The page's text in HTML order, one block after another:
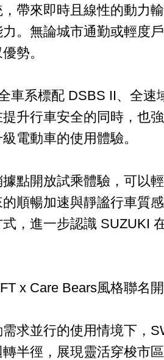
帶來即時且線性的動力
。無論城市通勤或輕度
勢。
車系標配 DSBS II、全速
升行車安全的同時，也
電動車的使用體驗。
點開放試乘體驗，可以
順暢加速與靜謐行車質
，進一步認識 SUZUKI
x Care Bears風格聯名
求並行的使用情境下，
半徑，展現靈活穿梭市